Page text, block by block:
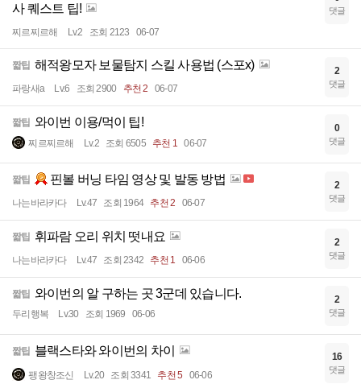
사 퀘스트 팁!
찌르찌르해 Lv.2 조회 2123 06-07
댓글
짧팁 해적왕모자 보물탐지 스킬 사용법 (스포x)
파랑새a Lv.6 조회 2900 추천 2 06-07
2
댓글
짧팁 와이번 이용/먹이 팁!
찌르찌르해 Lv.2 조회 6505 추천 1 06-07
0
댓글
짧팁 핀볼 버닝 타임 영상 및 발동 방법
나는바라카다 Lv.47 조회 1964 추천 2 06-07
2
댓글
짧팁 휘파람 오리 위치 떳내요
나는바라카다 Lv.47 조회 2342 추천 1 06-06
2
댓글
짧팁 와이번의 알 구하는 곳 3군데 있습니다.
두리행복 Lv.30 조회 1969 06-06
2
댓글
짧팁 블랙스타와 와이번의 차이
팽왕창조신 Lv.20 조회 3341 추천 5 06-06
16
댓글